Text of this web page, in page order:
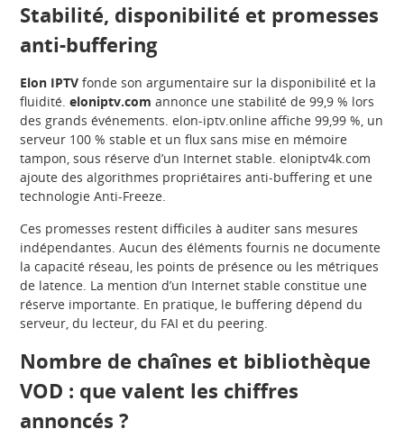
Stabilité, disponibilité et promesses
anti-buffering
Elon IPTV fonde son argumentaire sur la disponibilité et la
fluidité.eloniptv.com annonce une stabilité de 99,9 % lors
des grands événements. elon-iptv.online affiche 99,99 %, un
serveur 100 % stable et un flux sans mise en mémoire
tampon, sous réserve d’un Internet stable. eloniptv4k.com
ajoute des algorithmes propriétaires anti-buffering et une
technologie Anti-Freeze.
Ces promesses restent difficiles à auditer sans mesures
indépendantes. Aucun des éléments fournis ne documente
la capacité réseau, les points de présence ou les métriques
de latence. La mention d’un Internet stable constitue une
réserve importante. En pratique, le buffering dépend du
serveur, du lecteur, du FAI et du peering.
Nombre de chaînes et bibliothèque
VOD : que valent les chiffres
annoncés ?